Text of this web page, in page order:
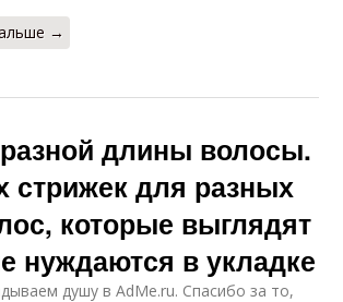
→
длины волосы.
стрижек для разных
которые выглядят
нуждаются в укладке
душу в AdMe.ru. Cпасибо за то,